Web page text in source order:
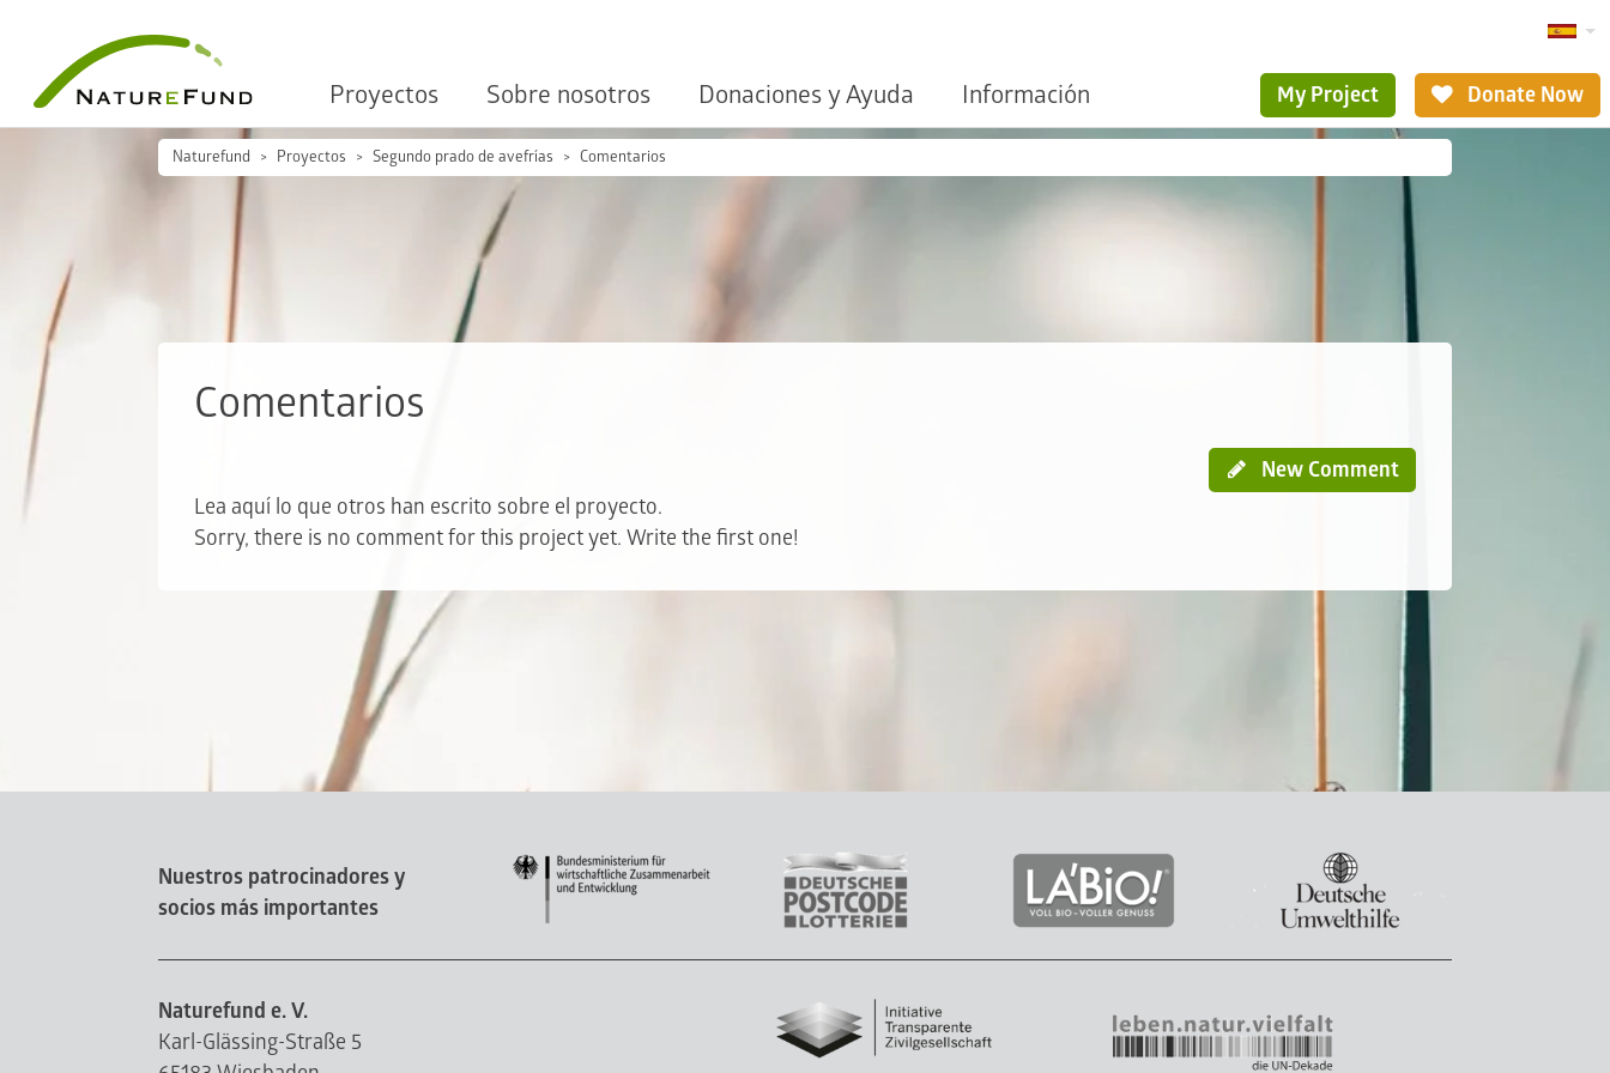
Proyectos Sobre nosotros Donaciones y Ayuda Información My Project Donate Now
Naturefund Proyectos Segundo prado de avefrías Comentarios
Comentarios
New Comment
Lea aquí lo que otros han escrito sobre el proyecto.
Sorry, there is no comment for this project yet. Write the first one!
Nuestros patrocinadores y
socios más importantes
Naturefund e. V.
Karl-Glässing-Straße 5